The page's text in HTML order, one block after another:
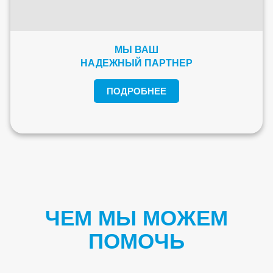
МЫ ВАШ
НАДЕЖНЫЙ ПАРТНЕР
ПОДРОБНЕЕ
ЧЕМ МЫ МОЖЕМ
ПОМОЧЬ